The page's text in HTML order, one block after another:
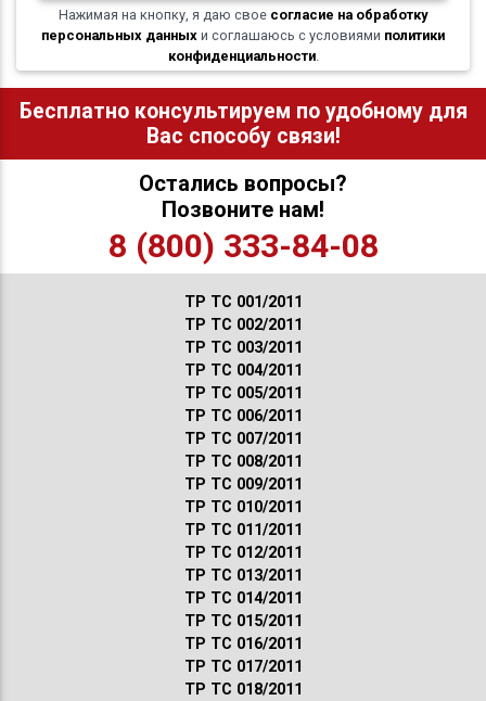
Нажимая на кнопку, я даю свое согласие на обработку
персональных данных и соглашаюсь с условиями политики
конфиденциальности.
Бесплатно консультируем по удобному для
Вас способу связи!
Остались вопросы?
Позвоните нам!
8 (800) 333-84-08
ТР ТС 001/2011
ТР ТС 002/2011
ТР ТС 003/2011
ТР ТС 004/2011
ТР ТС 005/2011
ТР ТС 006/2011
ТР ТС 007/2011
ТР ТС 008/2011
ТР ТС 009/2011
ТР ТС 010/2011
ТР ТС 011/2011
ТР ТС 012/2011
ТР ТС 013/2011
ТР ТС 014/2011
ТР ТС 015/2011
ТР ТС 016/2011
ТР ТС 017/2011
ТР ТС 018/2011